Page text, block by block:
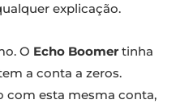
explicação.
O Echo Boomer tinha
a conta a zeros.
com esta mesma conta,